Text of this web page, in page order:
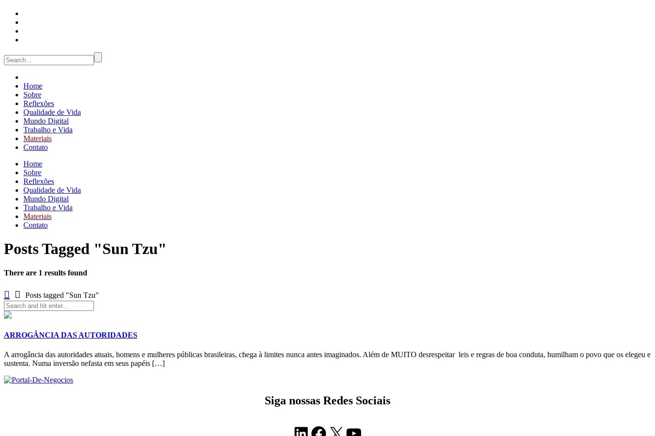
Home
Sobre
Reflexões
Qualidade de Vida
Mundo Digital
Trabalho e Vida
Materiais
Contato
Home
Sobre
Reflexões
Qualidade de Vida
Mundo Digital
Trabalho e Vida
Materiais
Contato
Posts Tagged "Sun Tzu"
There are 1 results found
Posts tagged "Sun Tzu"
ARROGÂNCIA DAS AUTORIDADES
A arrogância das autoridades atuais, homens e mulheres públicas brasileiras, chega à limites nunca antes imaginados. Além de MUITO desrespeitar leis e regras de boa conduta, humilham o povo que os elegeu e
sustenta. Numa inversão nefasta em seus papéis […]
Siga nossas Redes Sociais